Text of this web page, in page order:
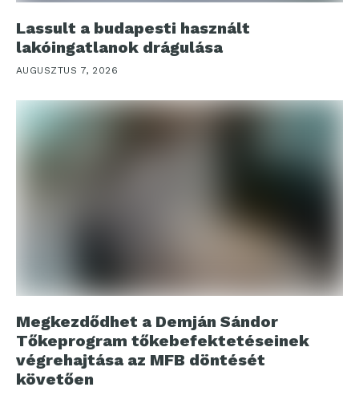
Lassult a budapesti használt
lakóingatlanok drágulása
AUGUSZTUS 7, 2026
Megkezdődhet a Demján Sándor
Tőkeprogram tőkebefektetéseinek
végrehajtása az MFB döntését
követően